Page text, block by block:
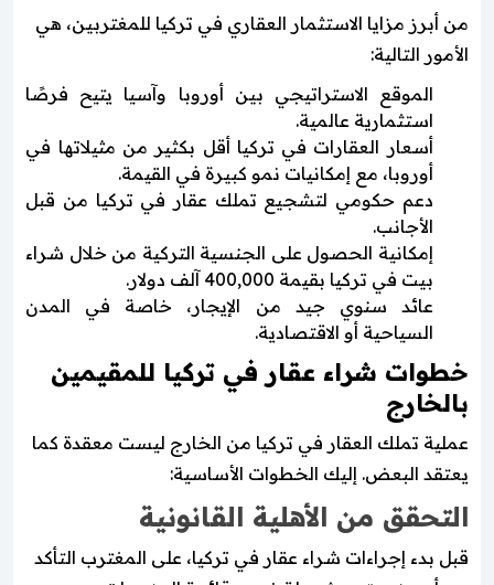
من أبرز مزايا الاستثمار العقاري في تركيا للمغتربين، هي
الأمور التالية:
الموقع الاستراتيجي بين أوروبا وآسيا يتيح فرصًا
استثمارية عالمية.
أسعار العقارات في تركيا أقل بكثير من مثيلاتها في
أوروبا، مع إمكانيات نمو كبيرة في القيمة.
دعم حكومي لتشجيع تملك عقار في تركيا من قبل
الأجانب.
إمكانية الحصول على الجنسية التركية من خلال شراء
بيت في تركيا بقيمة 400,000 آلف دولار.
عائد سنوي جيد من الإيجار، خاصة في المدن
السياحية أو الاقتصادية.
خطوات شراء عقار في تركيا للمقيمين
بالخارج
عملية تملك العقار في تركيا من الخارج ليست معقدة كما
يعتقد البعض. إليك الخطوات الأساسية:
التحقق من الأهلية القانونية
قبل بدء إجراءات شراء عقار في تركيا، على المغترب التأكد